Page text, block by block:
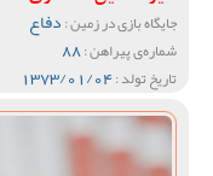
جایگاه بازی در زمین :دفاع
شماره‌ی پیراهن :88
تاریخ تولد :1373/01/04